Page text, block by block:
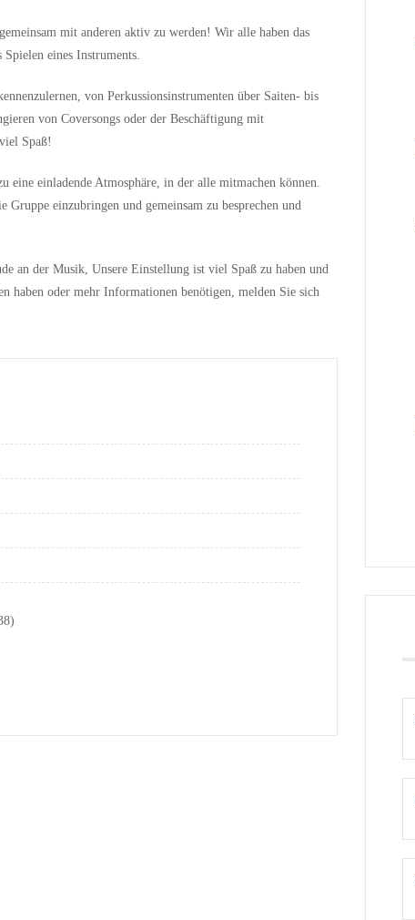
mit anderen aktiv zu werden! Wir alle haben das
eines Instruments.
von Perkussionsinstrumenten über Saiten- bis
von Coversongs oder der Beschäftigung mit
Spaß!
einladende Atmosphäre, in der alle mitmachen können.
einzubringen und gemeinsam zu besprechen und
an der Musik, Unsere Einstellung ist viel Spaß zu haben und
haben oder mehr Informationen benötigen, melden Sie sich